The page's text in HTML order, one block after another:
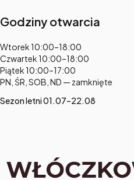
Godziny otwarcia
Adres:
Wtorek 10:00–18:00
Czwartek 10:00–18:00
Piątek 10:00–17:00
PN, ŚR, SOB, ND — zamknięte
Sezon letni 01.07–22.08